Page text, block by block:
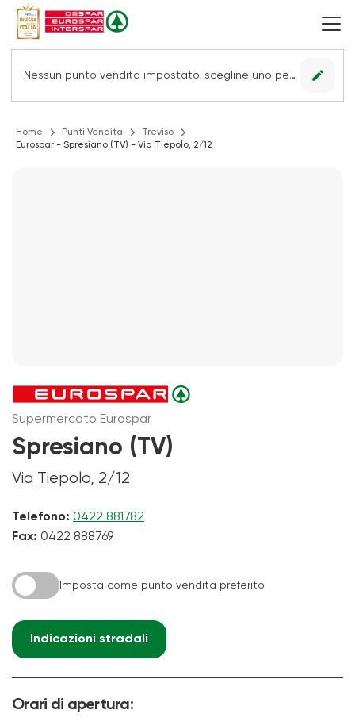
Nessun punto vendita impostato, scegline uno per vedere le offerte. edit
Home Punti Vendita
Treviso
Eurospar - Spresiano (TV) - Via Tiepolo, 2/12
Supermercato Eurospar
Spresiano (TV)
Via Tiepolo, 2/12
Telefono: 0422 881782
Fax: 0422 888769
Imposta come punto vendita preferito
Indicazioni stradali
Orari di apertura: